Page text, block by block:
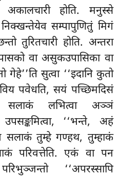
अकालचारी होति. मनुस्से
सम्पापुणितुं मिगं
तुरितचारी होति. अन्तरा
वा असुकउपासिका वा
गेहे’’ति सुत्वा ‘‘इदानि कुतो
विय पवेधति, सयं पच्छिमदिसं
सलाकं लभित्वा अञ्ञं
‘‘भन्ते, अहं
सलाकं तुम्हे गण्हथ, तुम्हाकं
परिवत्तेति. एकं वा पन
‘‘अपरस्सापि